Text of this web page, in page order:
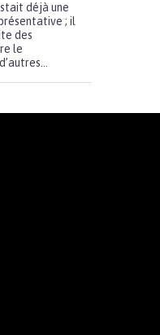
déjà une
; il
des
le